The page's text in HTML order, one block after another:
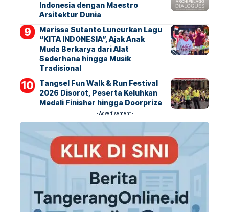
Indonesia dengan Maestro
Arsitektur Dunia
Marissa Sutanto Luncurkan Lagu
“KITA INDONESIA”, Ajak Anak
Muda Berkarya dari Alat
Sederhana hingga Musik
Tradisional
Tangsel Fun Walk & Run Festival
2026 Disorot, Peserta Keluhkan
Medali Finisher hingga Doorprize
- Advertisement -